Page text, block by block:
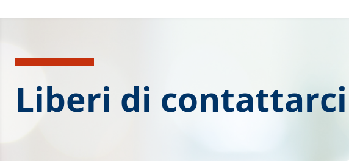
Liberi di contattarci